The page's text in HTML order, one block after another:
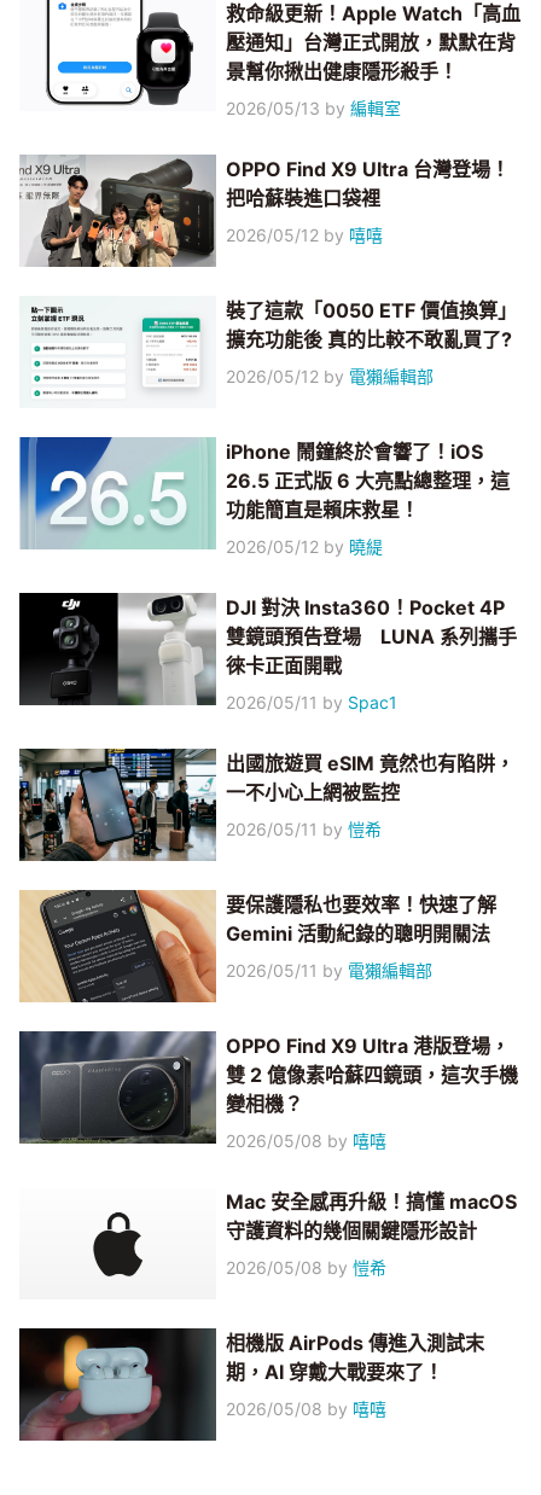
救命級更新！Apple Watch「高血
壓通知」台灣正式開放，默默在背
景幫你揪出健康隱形殺手！
2026/05/13 by編輯室
OPPO Find X9 Ultra 台灣登場！
把哈蘇裝進口袋裡
2026/05/12 by 嘻嘻
裝了這款「0050 ETF 價值換算」
擴充功能後 真的比較不敢亂買了?
2026/05/12 by 電獺編輯部
iPhone 鬧鐘終於會響了！iOS
26.5 正式版 6 大亮點總整理，這
功能簡直是賴床救星！
2026/05/12 by 曉緹
DJI 對決 Insta360！Pocket 4P
雙鏡頭預告登場 LUNA 系列攜手
徠卡正面開戰
2026/05/11 by Spac1
出國旅遊買 eSIM 竟然也有陷阱，
一不小心上網被監控
2026/05/11 by愷希
要保護隱私也要效率！快速了解
Gemini 活動紀錄的聰明開關法
2026/05/11 by 電獺編輯部
OPPO Find X9 Ultra 港版登場，
雙 2 億像素哈蘇四鏡頭，這次手機
變相機？
2026/05/08 by 嘻嘻
Mac 安全感再升級！搞懂 macOS
守護資料的幾個關鍵隱形設計
2026/05/08 by愷希
相機版 AirPods 傳進入測試末
期，AI 穿戴大戰要來了！
2026/05/08 by 嘻嘻